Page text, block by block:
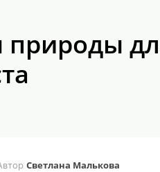
Светлана Малькова